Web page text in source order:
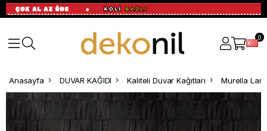
0
Anasayfa DUVAR KAĞIDI Kaliteli Duvar Kağıtları Murella